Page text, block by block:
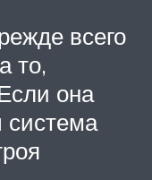
всего
то,
она
система